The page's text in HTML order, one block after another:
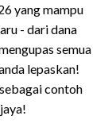
yang mampu
- dari dana
semua
lepaskan!
contoh